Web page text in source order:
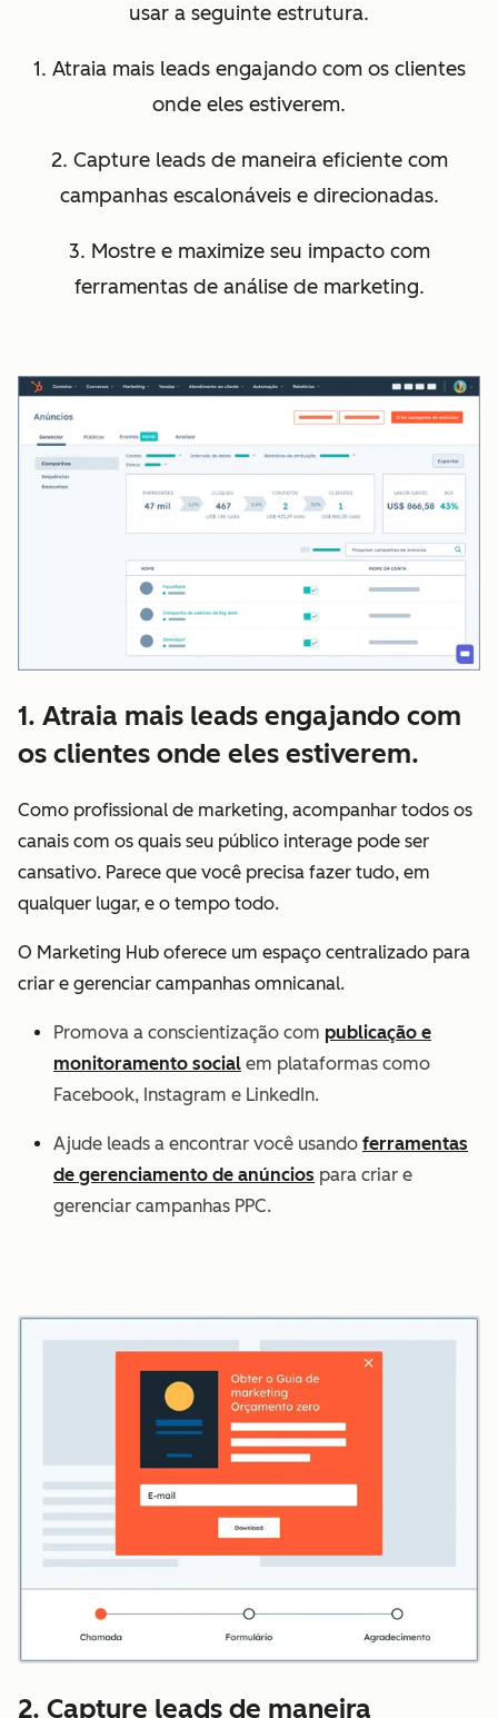
usar a seguinte estrutura.
1. Atraia mais leads engajando com os clientes
onde eles estiverem.
2. Capture leads de maneira eficiente com
campanhas escalonáveis e direcionadas.
3. Mostre e maximize seu impacto com
ferramentas de análise de marketing.
1. Atraia mais leads engajando com
os clientes onde eles estiverem.
Como profissional de marketing, acompanhar todos os
canais com os quais seu público interage pode ser
cansativo. Parece que você precisa fazer tudo, em
qualquer lugar, e o tempo todo.
O Marketing Hub oferece um espaço centralizado para
criar e gerenciar campanhas omnicanal.
Promova a conscientização com publicação e
monitoramento social em plataformas como
Facebook, Instagram e LinkedIn.
Ajude leads a encontrar você usando ferramentas
de gerenciamento de anúncios para criar e
gerenciar campanhas PPC.
2. Capture leads de maneira